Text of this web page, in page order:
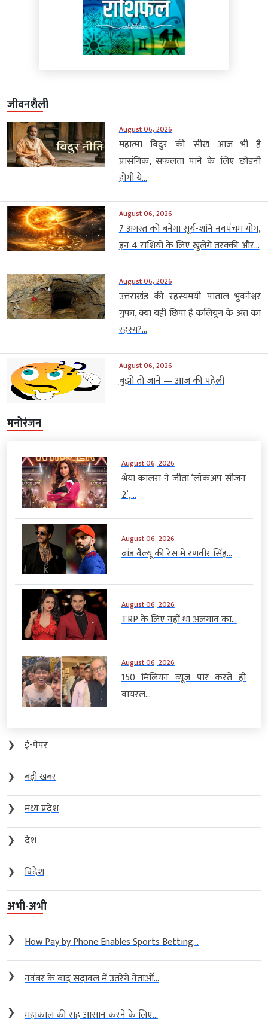
जीवनशैली
August 06, 2026
महात्मा विदुर की सीख आज भी है
प्रासंगिक, सफलता पाने के लिए छोड़नी
होंगी ये...
August 06, 2026
7 अगस्त को बनेगा सूर्य-शनि नवपंचम योग,
इन 4 राशियों के लिए खुलेंगे तरक्की और...
August 06, 2026
उत्तराखंड की रहस्यमयी पाताल भुवनेश्वर
गुफा, क्या यहीं छिपा है कलियुग के अंत का
रहस्य?...
August 06, 2026
बुझो तो जाने — आज की पहेली
मनोरंजन
August 06, 2026
श्रेया कालरा ने जीता ‘लॉकअप सीजन
2’,...
August 06, 2026
ब्रांड वैल्यू की रेस में रणवीर सिंह...
August 06, 2026
TRP के लिए नहीं था अलगाव का...
August 06, 2026
150 मिलियन व्यूज पार करते ही
वायरल...
❯
ई-पेपर
❯
बड़ी खबर
❯
मध्य प्रदेश
❯
देश
❯
विदेश
अभी-अभी
❯ How Pay by Phone Enables Sports Betting...
❯ नवंबर के बाद सदावल में उतरेंगे नेताओं...
❯ महाकाल की राह आसान करने के लिए...